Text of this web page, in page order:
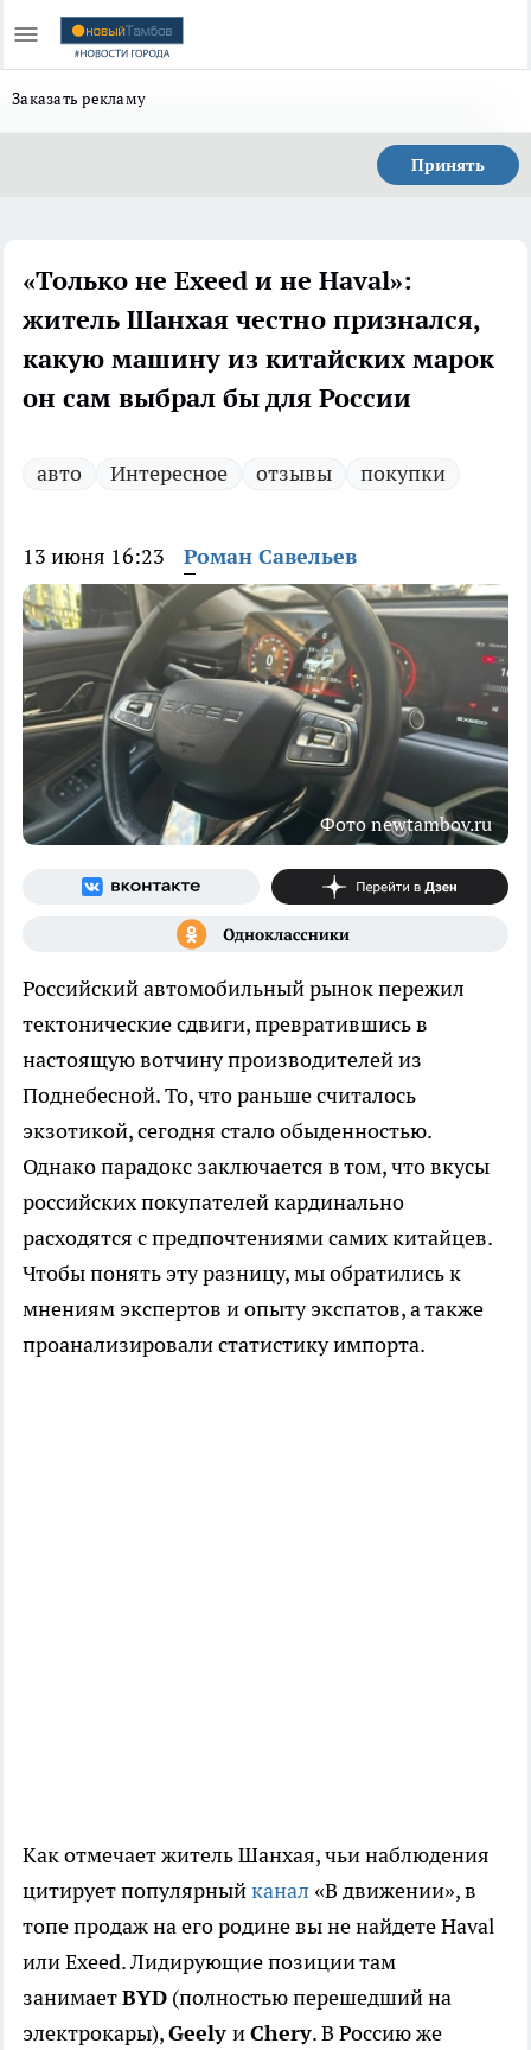
Заказать рекламу
Принять
«Только не Exeed и не Haval»:
житель Шанхая честно признался,
какую машину из китайских марок
он сам выбрал бы для России
авто Интересное отзывы покупки
13 июня 16:23 Роман Савельев
Фото newtambov.ru
Российский автомобильный рынок пережил
тектонические сдвиги, превратившись в
настоящую вотчину производителей из
Поднебесной. То, что раньше считалось
экзотикой, сегодня стало обыденностью.
Однако парадокс заключается в том, что вкусы
российских покупателей кардинально
расходятся с предпочтениями самих китайцев.
Чтобы понять эту разницу, мы обратились к
мнениям экспертов и опыту экспатов, а также
проанализировали статистику импорта.
Как отмечает житель Шанхая, чьи наблюдения
цитирует популярныйканал «В движении», в
топе продаж на его родине вы не найдете Haval
или Exeed. Лидирующие позиции там
занимаетBYD (полностью перешедший на
электрокары),Geely иChery. В Россию же